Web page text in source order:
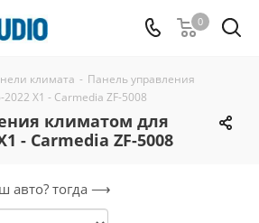
0
климата - Панель управления
X1 - Carmedia ZF-5008
климатом для
- Carmedia ZF-5008
авто? тогда ⟶